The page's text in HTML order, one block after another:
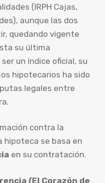
(IRPH Cajas,
aunque las dos
quedando vigente
su última
un índice oficial, su
hipotecarios ha sido
legales entre
contra la
hipoteca se basa en
en su contratación.
(El Corazón de